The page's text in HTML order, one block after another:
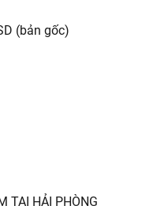
(bản gốc)
TẠI HẢI PHÒNG